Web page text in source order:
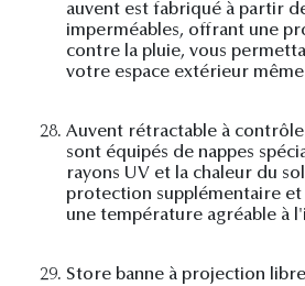
auvent est fabriqué à partir
imperméables, offrant une
contre la pluie, vous
votre espace extérieur
28. Auvent rétractable à contrôle
sont équipés de nappes
rayons UV et la chaleur du
protection supplémentaire
une température agréable à
29. Store banne à projection